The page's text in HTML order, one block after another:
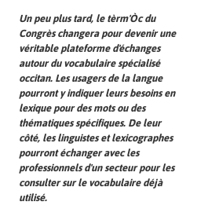
Un peu plus tard, le tèrm'Òcdu
Congrès changera pour devenir une
véritable plateforme d'échanges
autour du vocabulaire spécialisé
occitan. Les usagers de la langue
pourront y indiquer leurs besoins en
lexique pour des mots ou des
thématiques spécifiques. De leur
côté, les linguistes et lexicographes
pourront échanger avec les
professionnels d'un secteur pour les
consulter sur le vocabulaire déjà
utilisé.